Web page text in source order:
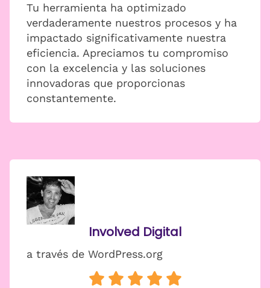
Tu herramienta ha optimizado
verdaderamente nuestros procesos y ha
impactado significativamente nuestra
eficiencia. Apreciamos tu compromiso
con la excelencia y las soluciones
innovadoras que proporcionas
constantemente.
Involved Digital
a través de WordPress.org